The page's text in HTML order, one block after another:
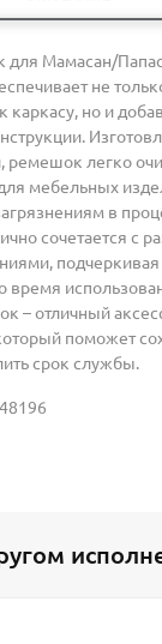
Мамасан/
не
но и
ремешок легко
мебельных
в
сочетается с
подчеркивая
время
– отличный
поможет
срок службы.